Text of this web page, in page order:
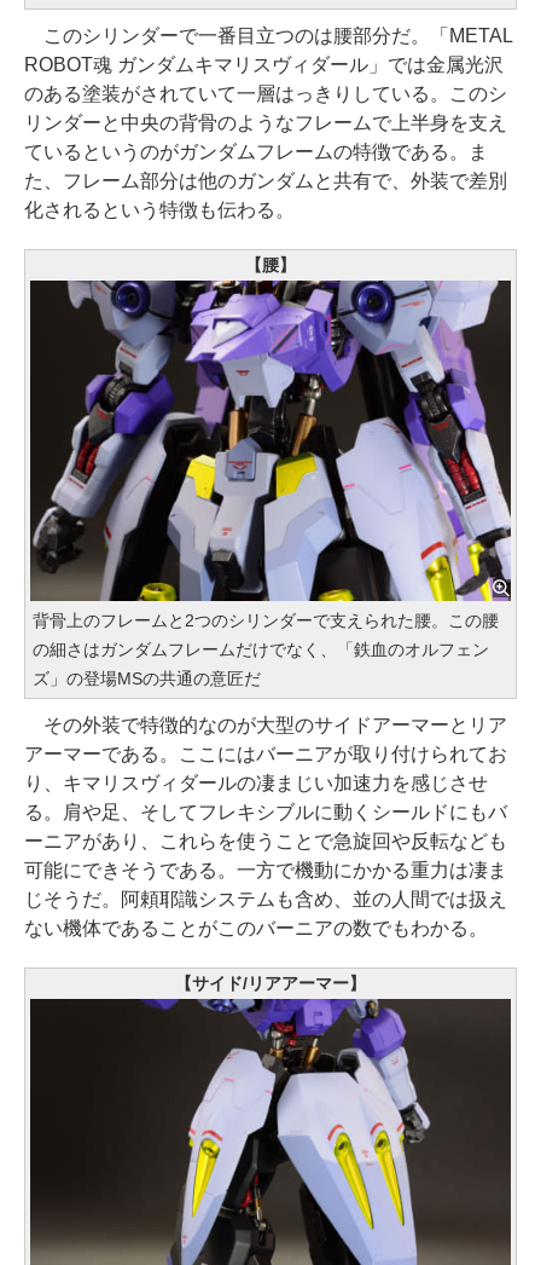
このシリンダーで一番目立つのは腰部分だ。「METAL
ROBOT魂 ガンダムキマリスヴィダール」では金属光沢
のある塗装がされていて一層はっきりしている。このシ
リンダーと中央の背骨のようなフレームで上半身を支え
ているというのがガンダムフレームの特徴である。ま
た、フレーム部分は他のガンダムと共有で、外装で差別
化されるという特徴も伝わる。
【腰】
背骨上のフレームと2つのシリンダーで支えられた腰。この腰
の細さはガンダムフレームだけでなく、「鉄血のオルフェン
ズ」の登場MSの共通の意匠だ
その外装で特徴的なのが大型のサイドアーマーとリア
アーマーである。ここにはバーニアが取り付けられてお
り、キマリスヴィダールの凄まじい加速力を感じさせ
る。肩や足、そしてフレキシブルに動くシールドにもバ
ーニアがあり、これらを使うことで急旋回や反転なども
可能にできそうである。一方で機動にかかる重力は凄ま
じそうだ。阿頼耶識システムも含め、並の人間では扱え
ない機体であることがこのバーニアの数でもわかる。
【サイド/リアアーマー】